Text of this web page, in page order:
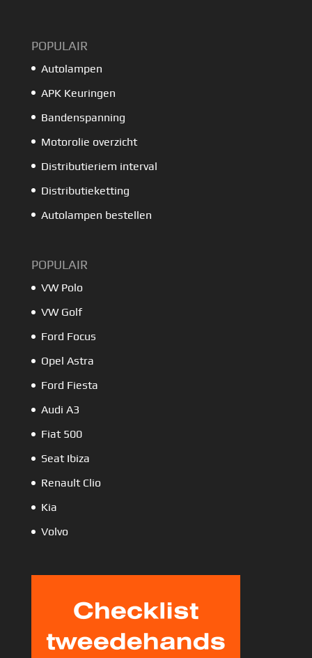
POPULAIR
Autolampen
APK Keuringen
Bandenspanning
Motorolie overzicht
Distributieriem interval
Distributieketting
Autolampen bestellen
POPULAIR
VW Polo
VW Golf
Ford Focus
Opel Astra
Ford Fiesta
Audi A3
Fiat 500
Seat Ibiza
Renault Clio
Kia
Volvo